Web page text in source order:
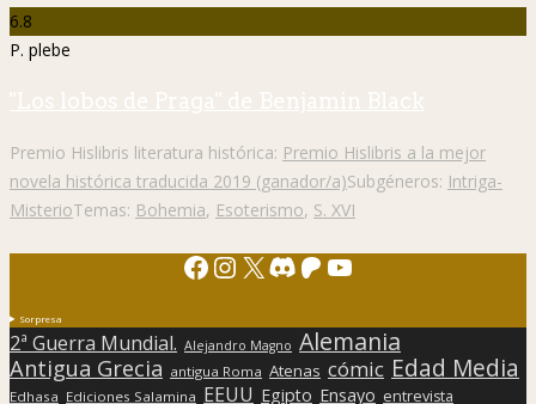
6.8
P. plebe
"Los lobos de Praga" de Benjamin Black
Premio Hislibris literatura histórica: Premio Hislibris a la mejor
novela histórica traducida 2019 (ganador/a)Subgéneros: Intriga-
MisterioTemas: Bohemia, Esoterismo, S. XVI
Facebook
Instagram
X Discord
Patreon
YouTube
Sorpresa
2ª Guerra Mundial. Alejandro Magno Alemania
Antigua Grecia antigua Roma Atenas cómic Edad Media
Edhasa Ediciones Salamina EEUU Egipto Ensayo entrevista